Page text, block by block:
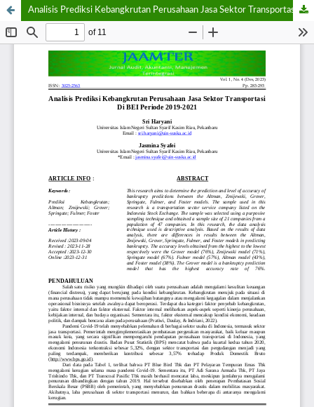
Analisis Prediksi Kebangkrutan Perusahaan Jasa Sektor Transportasi Di BEI Periode 2019-2021